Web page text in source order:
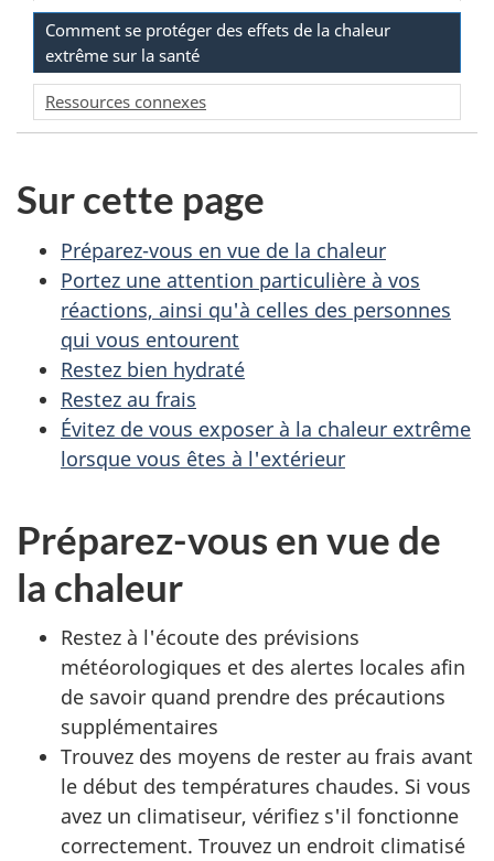
Comment se protéger des effets de la chaleur
extrême sur la santé
Ressources connexes
Sur cette page
Préparez-vous en vue de la chaleur
Portez une attention particulière à vos
réactions, ainsi qu'à celles des personnes
qui vous entourent
Restez bien hydraté
Restez au frais
Évitez de vous exposer à la chaleur extrême
lorsque vous êtes à l'extérieur
Préparez-vous en vue de
la chaleur
Restez à l'écoute des prévisions
météorologiques et des alertes locales afin
de savoir quand prendre des précautions
supplémentaires
Trouvez des moyens de rester au frais avant
le début des températures chaudes. Si vous
avez un climatiseur, vérifiez s'il fonctionne
correctement. Trouvez un endroit climatisé